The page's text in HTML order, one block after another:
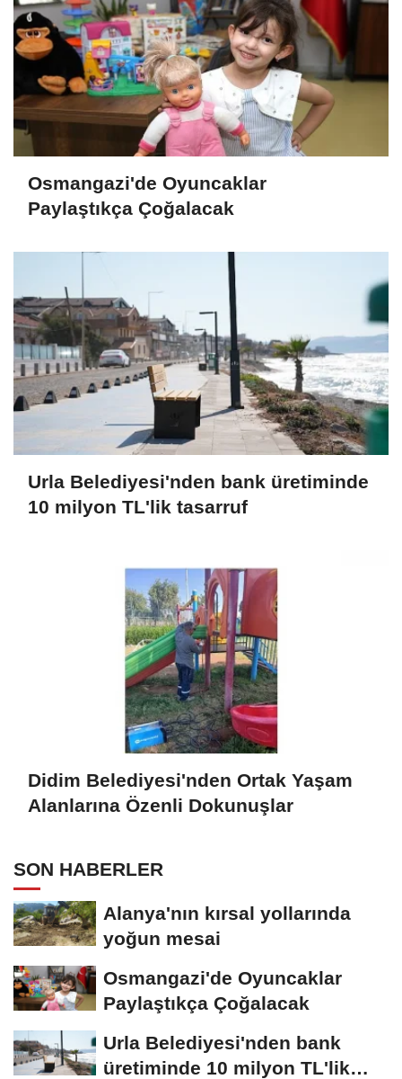
Osmangazi'de Oyuncaklar
Paylaştıkça Çoğalacak
Urla Belediyesi'nden bank üretiminde
10 milyon TL'lik tasarruf
Didim Belediyesi'nden Ortak Yaşam
Alanlarına Özenli Dokunuşlar
SON HABERLER
Alanya'nın kırsal yollarında
yoğun mesai
Osmangazi'de Oyuncaklar
Paylaştıkça Çoğalacak
Urla Belediyesi'nden bank
üretiminde 10 milyon TL'lik